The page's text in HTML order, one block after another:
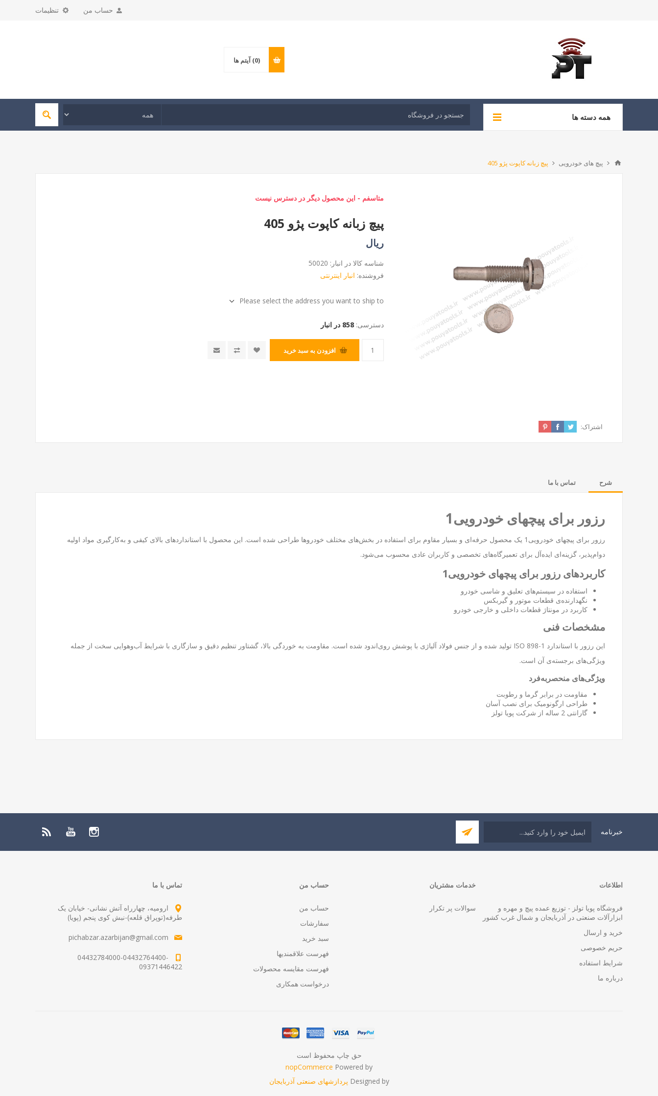
تنظیمات حساب من
(0) آیتم ها
همه دسته ها
پیچ های خودرویی پیچ زبانه کاپوت پژو 405
متاسفم - این محصول دیگر در دسترس نیست
پیچ زبانه کاپوت پژو 405
ریال
شناسه کالا در انبار: 50020
فروشنده: انبار اینترنتی
Please select the address you want to ship to
دسترسی: 858 در انبار
افزودن به سبد خرید
اشتراک:
شرح تماس با ما
رزور برای پیچهای خودرویی1
رزور برای پیچهای خودرویی1 یک محصول حرفه‌ای و بسیار مقاوم برای استفاده در بخش‌های مختلف خودروها طراحی شده است. این محصول با استانداردهای بالای کیفی و به‌کارگیری مواد اولیه
دوام‌پذیر، گزینه‌ای ایده‌آل برای تعمیرگاه‌های تخصصی و کاربران عادی محسوب می‌شود.
کاربردهای رزور برای پیچهای خودرویی1
استفاده در سیستم‌های تعلیق و شاسی خودرو
نگهدارنده‌ی قطعات موتور و گیربکس
کاربرد در مونتاژ قطعات داخلی و خارجی خودرو
مشخصات فنی
این رزور با استاندارد ISO 898-1 تولید شده و از جنس فولاد آلیاژی با پوشش روی‌اندود شده است. مقاومت به خوردگی بالا، گشتاور تنظیم دقیق و سازگاری با شرایط آب‌وهوایی سخت از جمله
ویژگی‌های برجسته‌ی آن است.
ویژگی‌های منحصربه‌فرد
مقاومت در برابر گرما و رطوبت
طراحی ارگونومیک برای نصب آسان
گارانتی 2 ساله از شرکت پویا تولز
خبرنامه
اطلاعات
فروشگاه پویا تولز - توزیع عمده پیچ و مهره و
ابزارآلات صنعتی در آذربایجان و شمال غرب کشور
خرید و ارسال
حریم خصوصی
شرایط استفاده
درباره ما
خدمات مشتریان
سوالات پر تکرار
حساب من
حساب من
سفارشات
سبد خرید
فهرست علاقمندیها
فهرست مقایسه محصولات
درخواست همکاری
تماس با ما
ارومیه، چهارراه آتش نشانی- خیابان یک
طرفه(توپراق قلعه)-نبش کوی پنجم (پویا)
pichabzar.azarbijan@gmail.com
04432784000-04432764400-
09371446422
حق چاپ محفوظ است
Powered by
nopCommerce
Designed by پردازشهای صنعتی آذربایجان